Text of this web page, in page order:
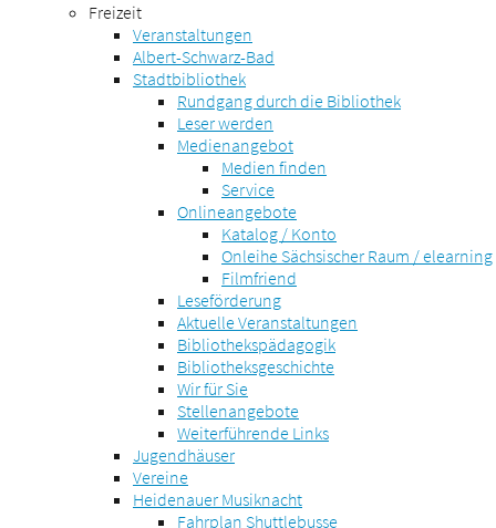
Freizeit
Veranstaltungen
Albert-Schwarz-Bad
Stadtbibliothek
Rundgang durch die Bibliothek
Leser werden
Medienangebot
Medien finden
Service
Onlineangebote
Katalog / Konto
Onleihe Sächsischer Raum / elearning
Filmfriend
Leseförderung
Aktuelle Veranstaltungen
Bibliothekspädagogik
Bibliotheksgeschichte
Wir für Sie
Stellenangebote
Weiterführende Links
Jugendhäuser
Vereine
Heidenauer Musiknacht
Fahrplan Shuttlebusse